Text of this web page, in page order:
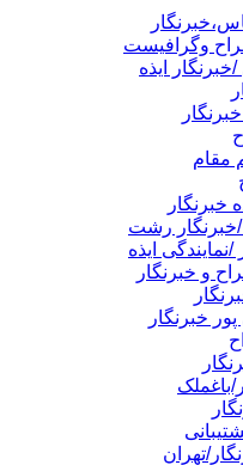
وگرافیست
ایذه
مقام
خبرنگار
رشت
ایذه
و خبرنگار
خبرنگار
باغملک
تهران